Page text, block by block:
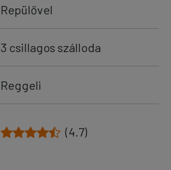
Repülővel
3 csillagos szálloda
Reggeli
(4.7)